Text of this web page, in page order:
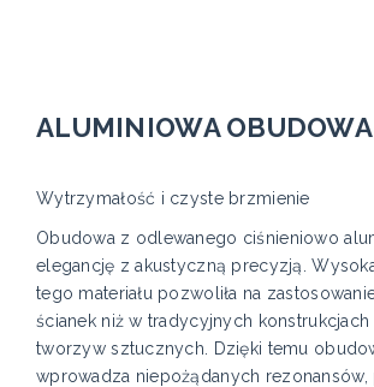
ALUMINIOWA OBUDOWA
Wytrzymałość i czyste brzmienie
Obudowa z odlewanego ciśnieniowo
elegancję z akustyczną precyzją.
tego materiału pozwoliła na
ścianek niż w tradycyjnych
tworzyw sztucznych. Dzięki temu
wprowadza niepożądanych rezonansów,